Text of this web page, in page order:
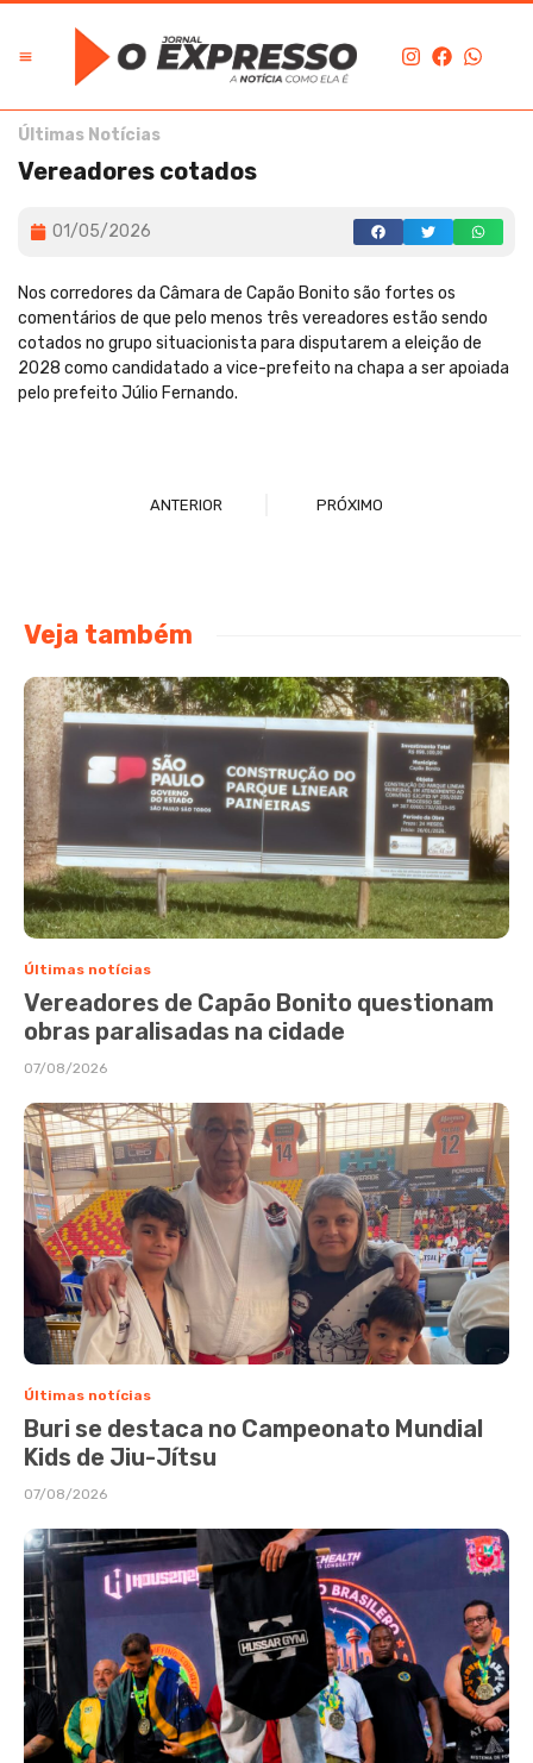
Últimas Notícias
Vereadores cotados
01/05/2026
Nos corredores da Câmara de Capão Bonito são fortes os
comentários de que pelo menos três vereadores estão sendo
cotados no grupo situacionista para disputarem a eleição de
2028 como candidatado a vice-prefeito na chapa a ser apoiada
pelo prefeito Júlio Fernando.
ANTERIOR PRÓXIMO
Veja também
Últimas notícias
Vereadores de Capão Bonito questionam
obras paralisadas na cidade
07/08/2026
Últimas notícias
Buri se destaca no Campeonato Mundial
Kids de Jiu-Jítsu
07/08/2026